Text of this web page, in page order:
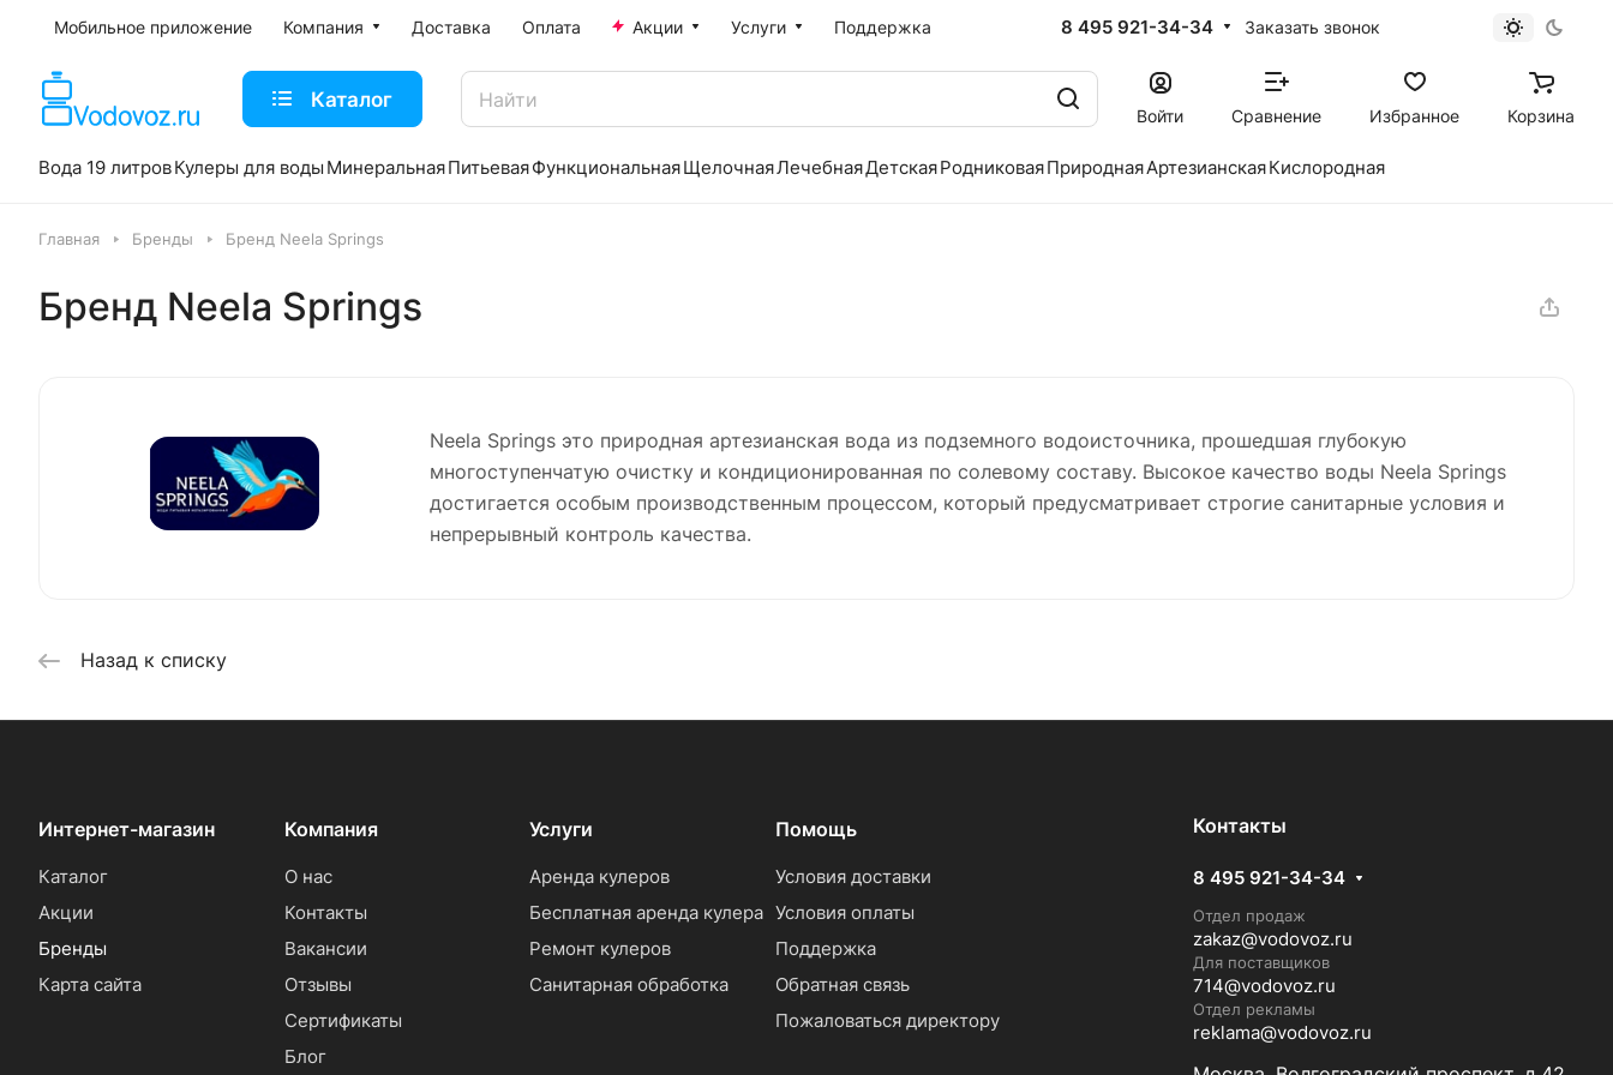
Мобильное приложение Компания Доставка Оплата Акции Услуги Поддержка 8 495 921-34-34 Заказать звонок
Каталог
Войти Сравнение Избранное Корзина
Вода 19 литровКулеры для воды МинеральнаяПитьеваяФункциональнаяЩелочнаяЛечебнаяДетскаяРодниковаяПрироднаяАртезианскаяКислородная
Главная Бренды Бренд Neela Springs
Бренд Neela Springs
Neela Springs это природная артезианская вода из подземного водоисточника, прошедшая глубокую
многоступенчатую очистку и кондиционированная по солевому составу. Высокое качество воды Neela Springs
достигается особым производственным процессом, который предусматривает строгие санитарные условия и
непрерывный контроль качества.
Назад к списку
Интернет-магазин
Каталог
Акции
Бренды
Карта сайта
Компания
О нас
Контакты
Вакансии
Отзывы
Сертификаты
Блог
Услуги
Аренда кулеров
Бесплатная аренда кулера
Ремонт кулеров
Санитарная обработка
Помощь
Условия доставки
Условия оплаты
Поддержка
Обратная связь
Пожаловаться директору
Контакты
8 495 921-34-34
Отдел продаж
zakaz@vodovoz.ru
Для поставщиков
714@vodovoz.ru
Отдел рекламы
reklama@vodovoz.ru